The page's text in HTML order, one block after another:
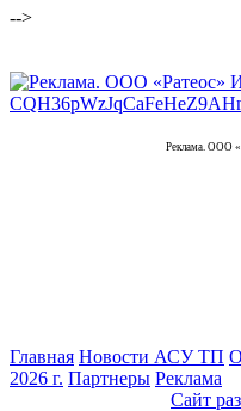
-->
Реклама. ООО
Главная Новости АСУ ТП
2026 г. Партнеры Реклама
Сайт